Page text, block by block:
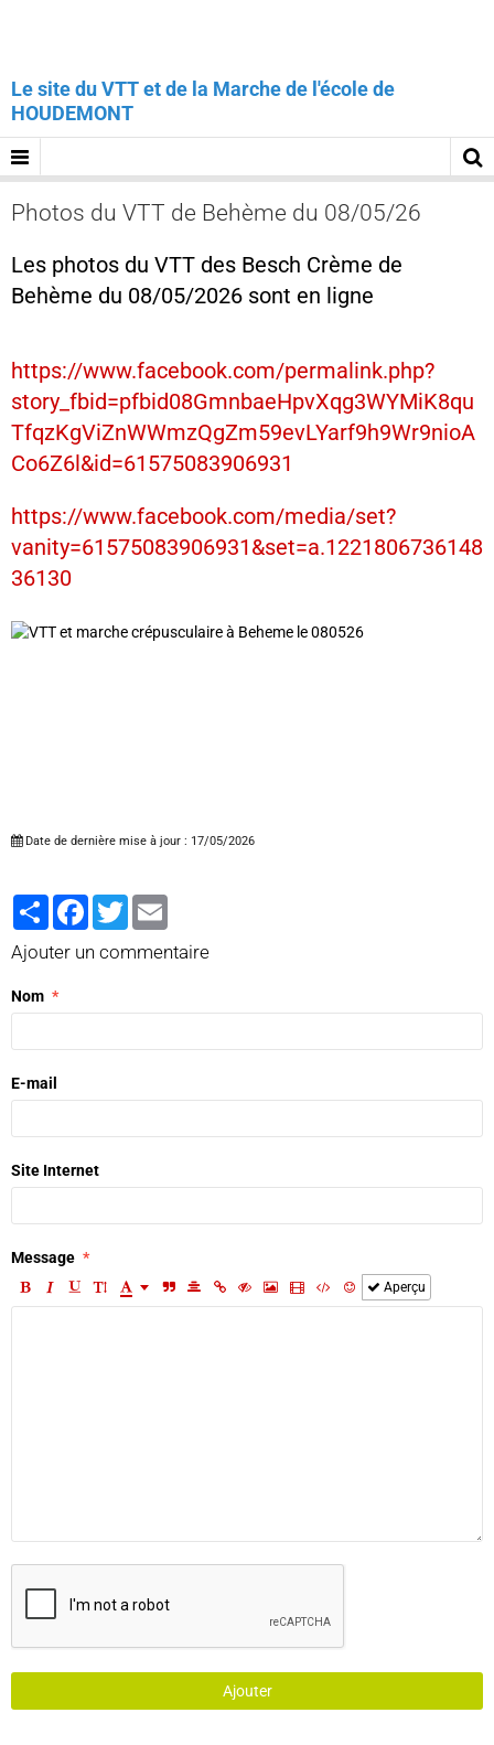
Le site du VTT et de la Marche de l'école de
HOUDEMONT
Photos du VTT de Behème du 08/05/26
Les photos du VTT des Besch Crème de
Behème du 08/05/2026 sont en ligne
https://www.facebook.com/permalink.php?
story_fbid=pfbid08GmnbaeHpvXqg3WYMiK8qu
TfqzKgViZnWWmzQgZm59evLYarf9h9Wr9nioA
Co6Z6l&id=61575083906931
https://www.facebook.com/media/set?
vanity=61575083906931&set=a.1221806736148
36130
Date de dernière mise à jour : 17/05/2026
PartagerFacebook
Twitter
Ajouter un commentaire
Nom
E-mail
Site Internet
Message
Aperçu
Ajouter